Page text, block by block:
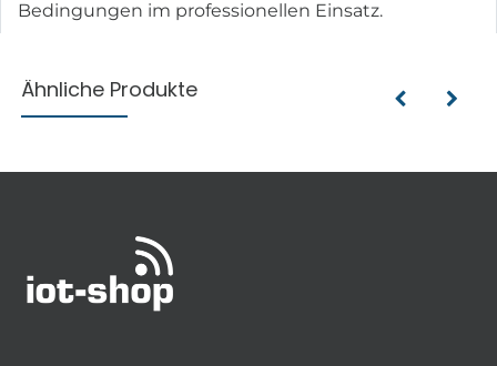
Bedingungen im professionellen Einsatz.
Ähnliche Produkte